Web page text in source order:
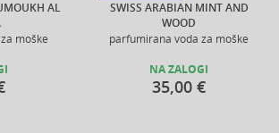
AL
moške
SWISS ARABIAN MINT AND
WOOD
parfumirana voda za moške
NA ZALOGI
35,00 €